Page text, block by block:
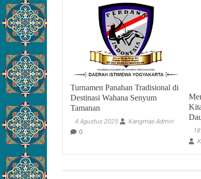
Turnamen Panahan Tradisional di
Destinasi Wahana Senyum
Tamanan
4 Agustus 2025
Kangmas Admin
0